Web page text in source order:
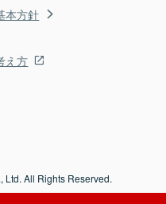
本方針
え方
Ltd. All Rights Reserved.